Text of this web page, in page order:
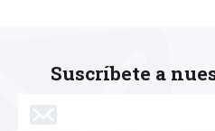
Suscríbete a